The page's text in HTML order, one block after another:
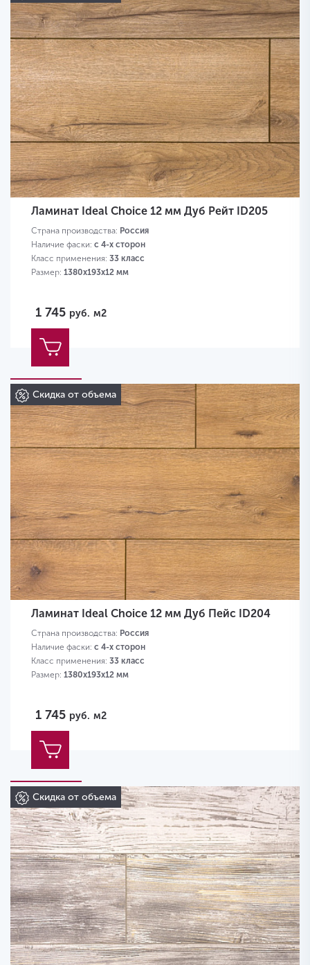
Ламинат Ideal Choice 12 мм Дуб Рейт ID205
Страна производства: Россия
Наличие фаски: с 4-х сторон
Класс применения: 33 класс
Размер: 1380х193х12 мм
1 745 руб. м2
Скидка от объема
Ламинат Ideal Choice 12 мм Дуб Пейс ID204
Страна производства: Россия
Наличие фаски: с 4-х сторон
Класс применения: 33 класс
Размер: 1380х193х12 мм
1 745 руб. м2
Скидка от объема